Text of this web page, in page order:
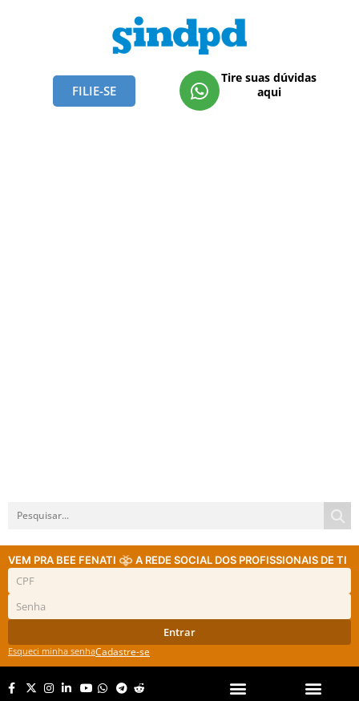
FILIE-SE
Tire suas dúvidas
aqui
VEM PRA BEE FENATI A REDE SOCIAL DOS PROFISSIONAIS DE TI
Entrar
Esqueci minha senhaCadastre-se